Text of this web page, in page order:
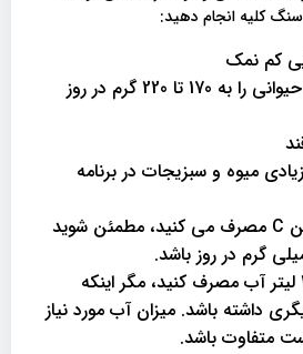
کلیه انجام دهید:
کم نمک
مصرف پروتئین حیوانی را به 170 تا 220 گرم در روز
میوه و سبزیجات در برنامه
اگر مکمل ویتامین C مصرف می کنید، مطمئن شوید
روزانه حدود 2.5 لیتر آب مصرف کنید، مگر اینکه
داشته باشد. میزان آب مورد نیاز
متفاوت باشد.